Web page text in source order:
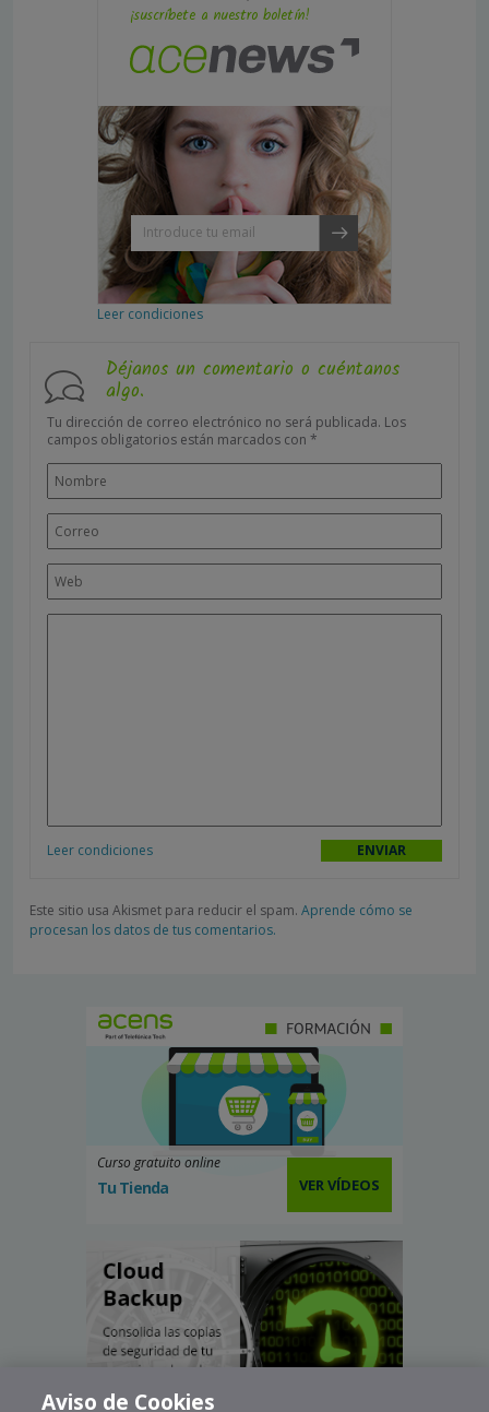
¡suscríbete a nuestro boletín!
Leer condiciones
Déjanos un comentario o cuéntanos
algo.
Tu dirección de correo electrónico no será publicada. Los
campos obligatorios están marcados con *
Leer condiciones
Este sitio usa Akismet para reducir el spam. Aprende cómo se
procesan los datos de tus comentarios.
Curso gratuito online
Tu Tienda VER VÍDEOS
Aviso de Cookies